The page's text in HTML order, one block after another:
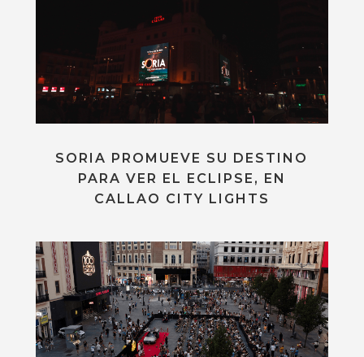
SORIA PROMUEVE SU DESTINO
PARA VER EL ECLIPSE, EN
CALLAO CITY LIGHTS